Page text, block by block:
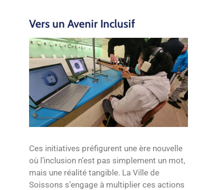
Vers un Avenir Inclusif
Ces initiatives préfigurent une ère nouvelle
où l’inclusion n’est pas simplement un mot,
mais une réalité tangible. La Ville de
Soissons s’engage à multiplier ces actions